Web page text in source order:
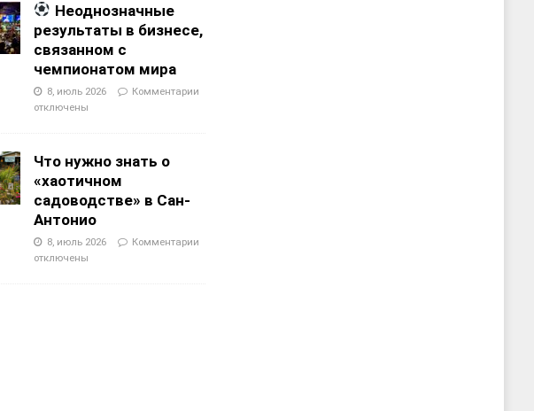
Неоднозначные
результаты в бизнесе,
связанном с
чемпионатом мира
8, июль 2026
Комментарии
отключены
Что нужно знать о
«хаотичном
садоводстве» в Сан-
Антонио
8, июль 2026
Комментарии
отключены